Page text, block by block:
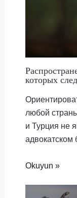
которых
любой
и Турция не
Okuyun »